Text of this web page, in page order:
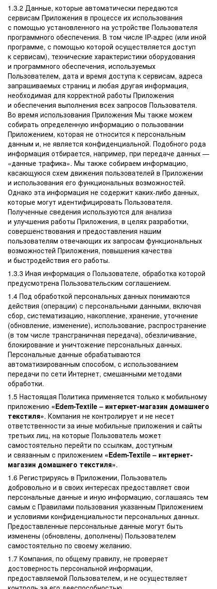
1.3.2 Данные, которые автоматически передаются
сервисам Приложения в процессе их использования
с помощью установленного на устройстве Пользователя
программного обеспечения. В том числе IP-адрес (или иной
программе, с помощью которой осуществляется доступ
к сервисам), технические характеристики оборудования
и программного обеспечения, используемых
Пользователем, дата и время доступа к сервисам, адреса
запрашиваемых страниц и любая другая информация,
необходимая для корректной работы Приложения
и обеспечения выполнения всех запросов Пользователя.
Во время использования Приложения Мы также можем
собирать определенную информацию о пользовании
Приложением, которая не относится к персональным
данным и, не является конфиденциальной. Подобного рода
информация отбирается, например, при передаче данных —
«данные трафика». Мы также собираем информацию,
касающуюся схем движения пользователей в Приложении
и использования его функциональных возможностей.
Однако эта информация не содержит каких-либо данных,
которые могут идентифицировать Пользователя.
Полученные сведения используются для анализа
и улучшения работы Приложения, в целях разработки,
совершенствования и предоставления нашим
пользователям отвечающих их запросам функциональных
возможностей Приложения, повышения качества
и быстродействия его работы.
1.3.3 Иная информация о Пользователе, обработка которой
предусмотрена Пользовательским соглашением.
1.4 Под обработкой персональных данных понимаются
действия (операции) с персональными данными, включая
сбор, систематизацию, накопление, хранение, уточнение
(обновление, изменение), использование, распространение
(в том числе трансграничная передача), обезличивание,
блокирование и уничтожение персональных данных.
Персональные данные обрабатываются
автоматизированным способом, с использованием
передачи по сети Интернет, смешанными методами
обработки.
1.5 Настоящая Политика применяется только к мобильному
приложению «Edem-Textile – интернет-магазин домашнего
текстиля». Компания не контролирует и не несет
ответственности за иные мобильные приложения и сайты
третьих лиц, на которые Пользователь может
самостоятельно перейти по ссылкам, доступным
и связанным с приложением «Edem-Textile – интернет-
магазин домашнего текстиля».
1.6 Регистрируясь в Приложении, Пользователь
добровольно и в своих интересах предоставляет свои
персональные данные и иную информацию, соглашаясь тем
самым с Правилами пользования указанным Приложением
и условиями конфиденциальности персональных данных.
Предоставленные персональные данные могут быть
изменены (обновлены, дополнены) Пользователем
самостоятельно по своему желанию.
1.7 Компания, по общему правилу, не проверяет
достоверность персональной информации,
предоставляемой Пользователем, и не осуществляет